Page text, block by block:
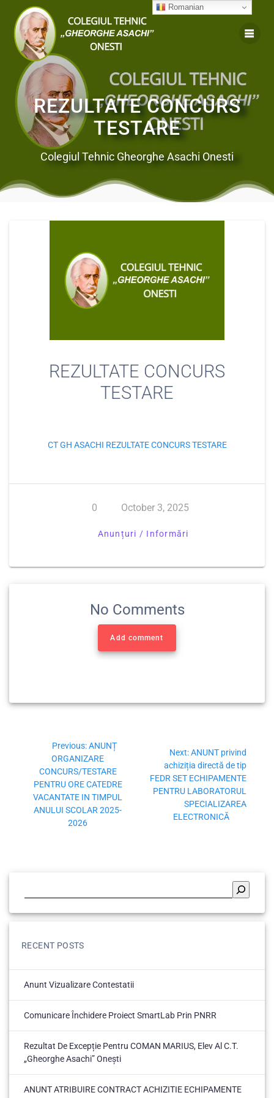
REZULTATE CONCURS
TESTARE
Colegiul Tehnic Gheorghe Asachi Onesti
REZULTATE CONCURS
TESTARE
CT GH ASACHI REZULTATE CONCURS TESTARE
0 October 3, 2025
Anunțuri / Informări
No Comments
Add comment
Previous: ANUNȚ
ORGANIZARE
CONCURS/TESTARE
PENTRU ORE CATEDRE
VACANTATE IN TIMPUL
ANULUI SCOLAR 2025-
2026
Next:ANUNT privind
achiziția directă de tip
FEDR SET ECHIPAMENTE
PENTRU LABORATORUL
SPECIALIZAREA
ELECTRONICĂ
RECENT POSTS
Anunt Vizualizare Contestatii
Comunicare Închidere Proiect SmartLab Prin PNRR
Rezultat De Excepție Pentru COMAN MARIUS, Elev Al C.T.
„Gheorghe Asachi” Onești
ANUNT ATRIBUIRE CONTRACT ACHIZITIE ECHIPAMENTE
Romanian